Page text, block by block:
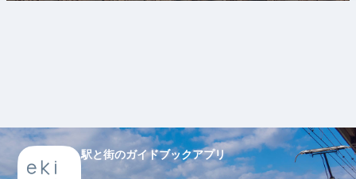
駅と街のガイドブックアプリ